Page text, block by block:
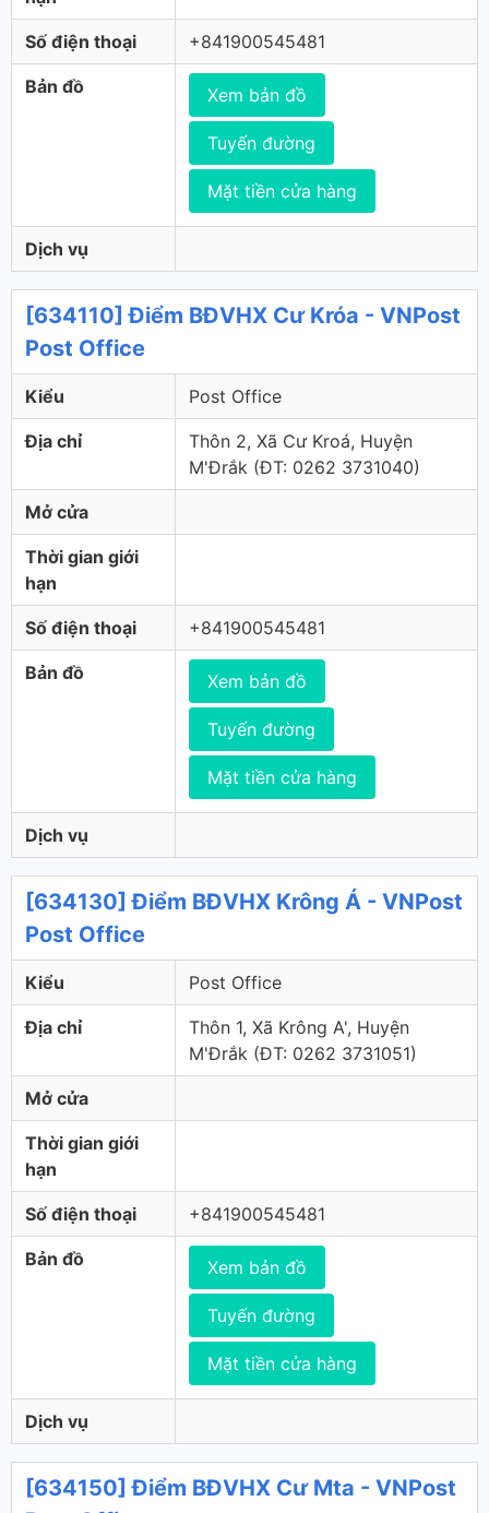
Số điện thoại +841900545481
Bản đồ Xem bản đồ
Tuyến đường
Mặt tiền cửa hàng
Dịch vụ
[634110] Điểm BĐVHX Cư Króa - VNPost
Post Office
Kiểu Post Office
Địa chỉ
Thôn 2, Xã Cư Kroá, Huyện
M'Đrắk (ÐT: 0262 3731040)
Mở cửa
Thời gian giới
hạn
Số điện thoại +841900545481
Bản đồ Xem bản đồ
Tuyến đường
Mặt tiền cửa hàng
Dịch vụ
[634130] Điểm BĐVHX Krông Á - VNPost
Post Office
Kiểu Post Office
Địa chỉ
Thôn 1, Xã Krông A', Huyện
M'Đrắk (ÐT: 0262 3731051)
Mở cửa
Thời gian giới
hạn
Số điện thoại +841900545481
Bản đồ Xem bản đồ
Tuyến đường
Mặt tiền cửa hàng
Dịch vụ
[634150] Điểm BĐVHX Cư Mta - VNPost